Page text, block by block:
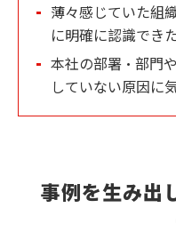
薄々感じていた組
に明確に認識でき
本社の部署・部門
していない原因に
事例を生み出